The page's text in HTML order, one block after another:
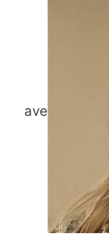
ave